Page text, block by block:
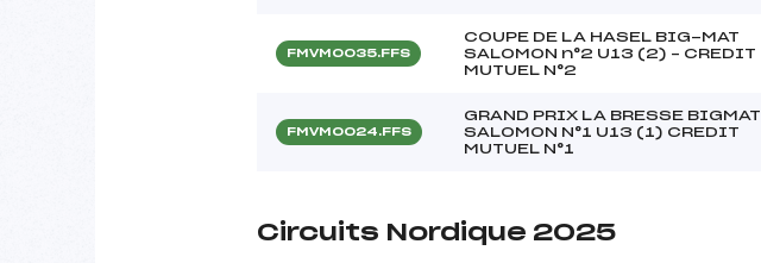
FMVM0035.FFS
COUPE DE LA HASEL BIG-MAT
SALOMON n°2 U13 (2) – CREDIT
MUTUEL N°2
FMVM0024.FFS
GRAND PRIX LA BRESSE BIGMAT
SALOMON N°1 U13 (1) CREDIT
MUTUEL N°1
Circuits Nordique 2025